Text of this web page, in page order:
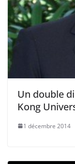
Un double
Kong
1 décembre 2014